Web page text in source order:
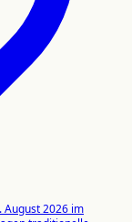
August 2026 im